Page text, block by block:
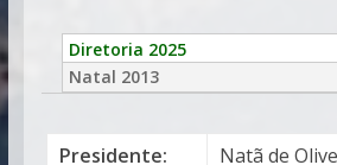
Diretoria 2025
Natal 2013
Presidente:
Natã de